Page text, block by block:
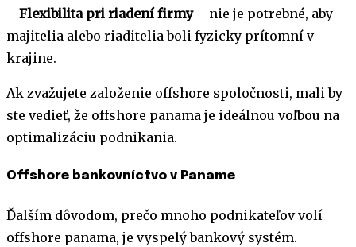
– Flexibilita pri riadení firmy– nie je potrebné, aby
majitelia alebo riaditelia boli fyzicky prítomní v
krajine.
Ak zvažujete založenie offshore spoločnosti, mali by
ste vedieť, že offshore panama je ideálnou voľbou na
optimalizáciu podnikania.
Offshore bankovníctvo v Paname
Ďalším dôvodom, prečo mnoho podnikateľov volí
offshore panama, je vyspelý bankový systém.